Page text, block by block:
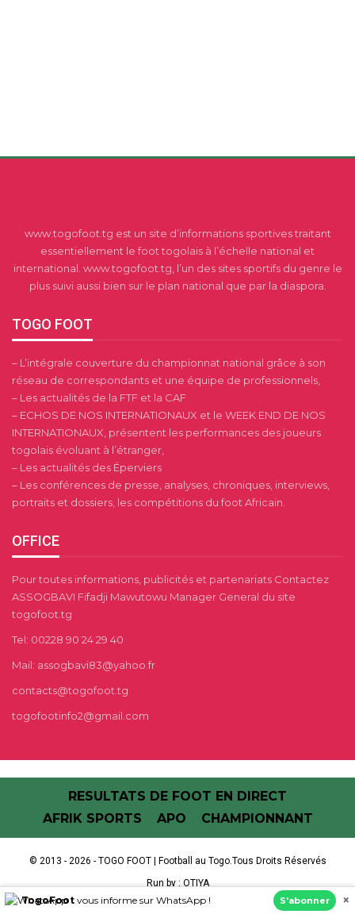
www.togofoot.tg est un site d’informations sportives traitant
essentiellement le foot togolais à l’échelle national et
international. www.togofoot.tg, l’un des sites sportifs du genre le
plus suivi aussi bien sur le plan national que par la diaspora.
TOGO FOOT
– L’intégrale couverture du championnat national grâce à son
réseau de correspondants et une équipe de professionnels,
– Les actualités de la FTF et la CAF
– ECHOS DE NOS INTERNATIONAUX et le WEEK END DE NOS
INTERNATIONAUX, présentent les performances des joueurs
togolais évoluant à l’étranger,
– Les actualités des Éperviers
– Les conférences de presse, analyses, chroniques, interviews,
portraits et dossiers, les compétitions du foot Africain.
OFFICE
Pour toutes informations, publicités et partenariats Contactez
ASSOGBAVI Fifadji Mawutowu Manager General du site
togofoot.tg
Tel: 00228 90 24 29 40
Mail: assogbavi83@yahoo.fr
contacts@togofoot.tg
togofootinfo2@gmail.com
RESULTATS DE FOOT EN DIRECT
AFRIK SPORTS
APO CHAMPIONNANT
© 2013 - 2026 - TOGO FOOT | Football au Togo.Tous Droits Réservés
Run by : OTIYA
TogoFoot vous informe sur WhatsApp ! S’abonner ×